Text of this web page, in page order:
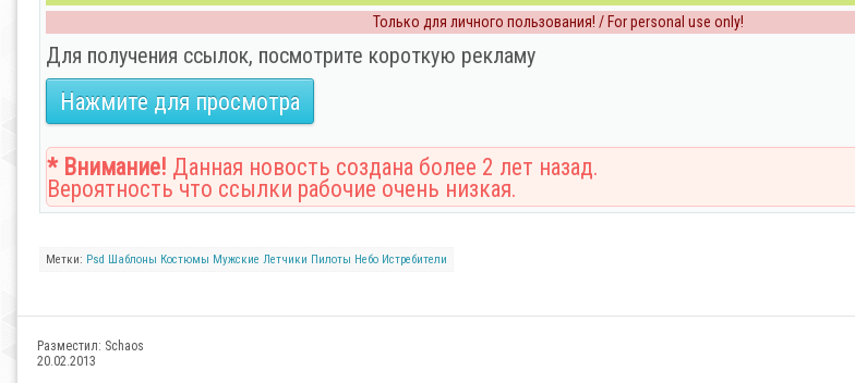
Только для личного пользования! / For personal use only!
Для получения ссылок, посмотрите короткую рекламу
Нажмите для просмотра
* Внимание! Данная новость создана более 2 лет назад.
Вероятность что ссылки рабочие очень низкая.
Метки: Psd Шаблоны Костюмы Мужские Летчики Пилоты Небо Истребители
Разместил: Schaos
20.02.2013